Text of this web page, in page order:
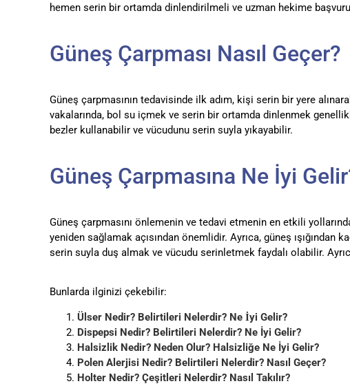
hemen serin bir ortamda dinlendirilmeli ve uzman hekime
Güneş Çarpması Nasıl Geçer?
Güneş çarpmasının tedavisinde ilk adım, kişi serin bir yere
vakalarında, bol su içmek ve serin bir ortamda dinlenmek
bezler kullanabilir ve vücudunu serin suyla yıkayabilir.
Güneş Çarpmasına Ne İyi
Güneş çarpmasını önlemenin ve tedavi etmenin en etkili
yeniden sağlamak açısından önemlidir. Ayrıca, güneş
serin suyla duş almak ve vücudu serinletmek faydalı olabilir.
Bunlarda ilginizi çekebilir:
Ülser Nedir? Belirtileri Nelerdir? Ne İyi Gelir?
Dispepsi Nedir? Belirtileri Nelerdir? Ne İyi Gelir?
Halsizlik Nedir? Neden Olur? Halsizliğe Ne İyi Gelir?
Polen Alerjisi Nedir? Belirtileri Nelerdir? Nasıl Geçer?
Holter Nedir? Çeşitleri Nelerdir? Nasıl Takılır?